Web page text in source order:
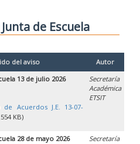
de Escuela
del aviso
Autor
13 de julio 2026
de Acuerdos J.E. 13-07-
KB)
Secretaría
Académica
ETSIT
28 de mayo 2026
Secretaría